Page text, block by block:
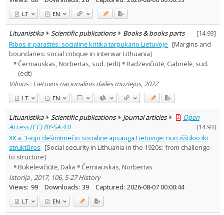
LT EN
Lituanistika Scientific publications Books & books parts [14.93]
Ribos ir paraštės: socialinė kritika tarpukario Lietuvoje [Margins and
boundaries: social critique in interwar Lithuania]
Černiauskas, Norbertas, sud. (edt)
Radzevičiūtė, Gabrielė, sud.
(edt)
Vilnius : Lietuvos nacionalinis dailės muziejus, 2022
LT EN
Lituanistika Scientific publications Journal articles
Open
Access (CC) BY-SA 4.0
[14.93]
XX a. 3-iojo dešimtmečio socialinė apsauga Lietuvoje: nuo iššūkio iki
struktūros [Social security in Lithuania in the 1920s: from challenge
to structure]
Bukelevičiūtė, Dalia
Černiauskas, Norbertas
Istorija , 2017, 106, 5-27 History
Views: 99 Downloads: 39 Captured: 2026-08-07 00:00:44
LT EN